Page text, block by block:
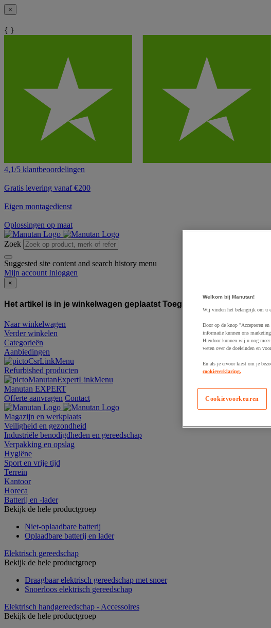
×
{ }
4,1/5 klantbeoordelingen
Gratis levering vanaf €200
Eigen montagedienst
Oplossingen op maat
Zoek
Suggested site content and search history menu
Mijn account Inloggen
×
Het artikel is in je winkelwagen geplaatst Toegevoegd aan
Naar winkelwagen
Verder winkelen
Categorieën
Aanbiedingen
Refurbished producten
Manutan EXPERT
Offerte aanvragen Contact
Magazijn en werkplaats
Veiligheid en gezondheid
Industriële benodigdheden en gereedschap
Verpakking en opslag
Hygiëne
Sport en vrije tijd
Terrein
Kantoor
Horeca
Batterij en -lader
Bekijk de hele productgroep
Niet-oplaadbare batterij
Oplaadbare batterij en lader
Elektrisch gereedschap
Bekijk de hele productgroep
Draagbaar elektrisch gereedschap met snoer
Snoerloos elektrisch gereedschap
Elektrisch handgereedschap - Accessoires
Bekijk de hele productgroep
Welkom bij Manutan!
Wij vinden het belangrijk om u
Door op de knop "Accepteren
informatie kunnen ons
Hierdoor kunnen wij u nog meer
weten over de doeleinden en
En als je ervoor kiest om je
cookieverklaring.
Cookievoorkeuren